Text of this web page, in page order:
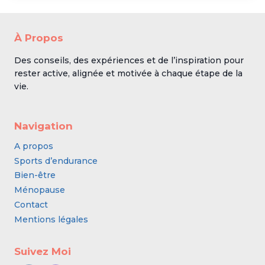
À Propos
Des conseils, des expériences et de l’inspiration pour
rester active, alignée et motivée à chaque étape de la
vie.
Navigation
A propos
Sports d’endurance
Bien-être
Ménopause
Contact
Mentions légales
Suivez Moi